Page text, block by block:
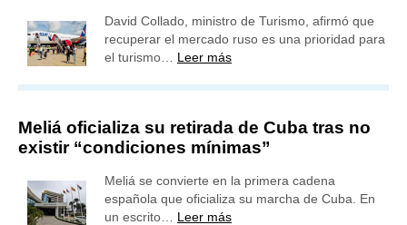
David Collado, ministro de Turismo, afirmó que
recuperar el mercado ruso es una prioridad para
el turismo… Leer más
Meliá oficializa su retirada de Cuba tras no
existir “condiciones mínimas”
Meliá se convierte en la primera cadena
española que oficializa su marcha de Cuba. En
un escrito… Leer más